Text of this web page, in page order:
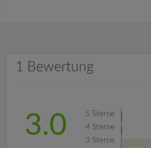
1 Bewertung
3.0 5 Sterne
4 Sterne
3 Sterne